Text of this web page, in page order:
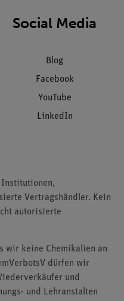
Social Media
Blog
Facebook
YouTube
LinkedIn
Institutionen,
Vertragshändler. Kein
autorisierte
wir keine Chemikalien an
dürfen wir
und
und Lehranstalten